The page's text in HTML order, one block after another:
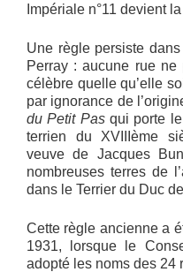
Impériale n°11 devient
Une règle persiste
Perray : aucune rue ne
célèbre quelle qu’elle
par ignorance de
du Petit Pas qui porte
terrien du XVIIIème
veuve de Jacques
nombreuses terres de
dans le Terrier du Duc
Cette règle ancienne a
1931, lorsque le
adopté les noms des 24